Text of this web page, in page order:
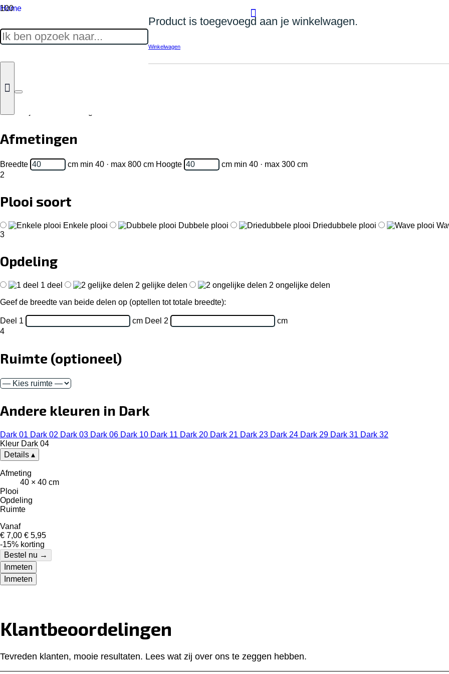
Product is toegevoegd aan je winkelwagen.
Winkelwagen
Home
Overgordijn
Overgordijn Dark 04
Overgordijn Dark 04
Levertijd: 15-20 werkdagen
1
Afmetingen
Breedte cm min 40 · max 800 cm Hoogte cm min 40 · max 300 cm
2
Plooi soort
Enkele plooi Dubbele plooi Driedubbele plooi
3
Opdeling
1 deel 2 gelijke delen
2 ongelijke delen
Geef de breedte van beide delen op (optellen tot totale breedte):
Deel 1 cm Deel 2
cm
4
Ruimte (optioneel)
Andere kleuren in Dark
Dark 01 Dark 02 Dark 03 Dark 06 Dark 10 Dark 11 Dark 20 Dark 21 Dark 23 Dark 24 Dark 29 Dark 31 Dark 32
Kleur Dark 04
Details ▴
Afmeting
40 × 40 cm
Plooi
Opdeling
Ruimte
Vanaf
€ 7,00 € 5,95
-15% korting
Bestel nu →
Inmeten
Inmeten
Klantbeoordelingen
Tevreden klanten, mooie resultaten. Lees wat zij over ons te zeggen hebben.